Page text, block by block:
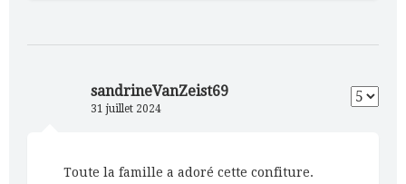
sandrineVanZeist69
31 juillet 2024
Toute la famille a adoré cette confiture.